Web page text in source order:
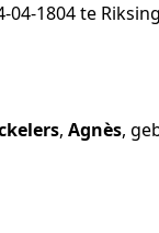
te
, Agnès,